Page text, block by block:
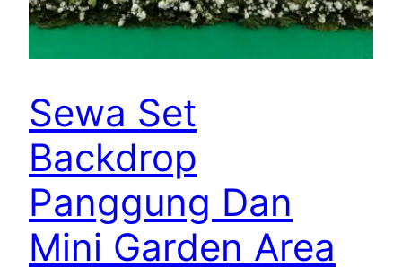
Sewa Set
Backdrop
Panggung Dan
Mini Garden Area